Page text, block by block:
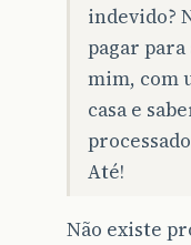
indevido?
pagar
mim, com
casa e
Até!
Não existe